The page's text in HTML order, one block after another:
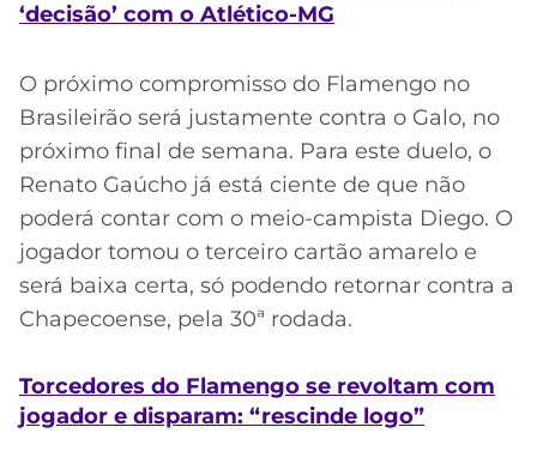
‘decisão’ com o Atlético-MG
O próximo compromisso do Flamengo no
Brasileirão será justamente contra o Galo, no
próximo final de semana. Para este duelo, o
Renato Gaúcho já está ciente de que não
poderá contar com o meio-campista Diego. O
jogador tomou o terceiro cartão amarelo e
será baixa certa, só podendo retornar contra a
Chapecoense, pela 30ª rodada.
Torcedores do Flamengo se revoltam com
jogador e disparam: “rescinde logo”